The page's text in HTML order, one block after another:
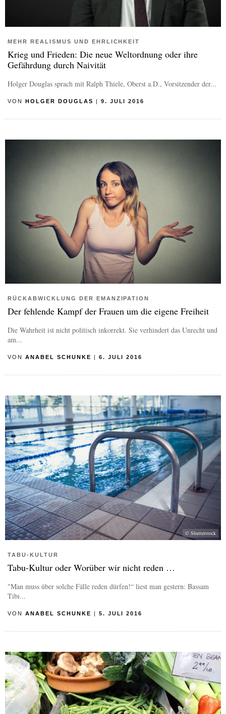
MEHR REALISMUS UND EHRLICHKEIT
Krieg und Frieden: Die neue Weltordnung oder ihre
Gefährdung durch Naivität
Holger Douglas sprach mit Ralph Thiele, Oberst a.D., Vorsitzender der...
VON HOLGER DOUGLAS | 9. JULI 2016
RÜCKABWICKLUNG DER EMANZIPATION
Der fehlende Kampf der Frauen um die eigene Freiheit
Die Wahrheit ist nicht politisch inkorrekt. Sie verhindert das Unrecht und
am...
VON ANABEL SCHUNKE | 6. JULI 2016
© Shutterstock
TABU-KULTUR
Tabu-Kultur oder Worüber wir nicht reden …
"Man muss über solche Fälle reden dürfen!“ liest man gestern: Bassam
Tibi...
VON ANABEL SCHUNKE | 5. JULI 2016